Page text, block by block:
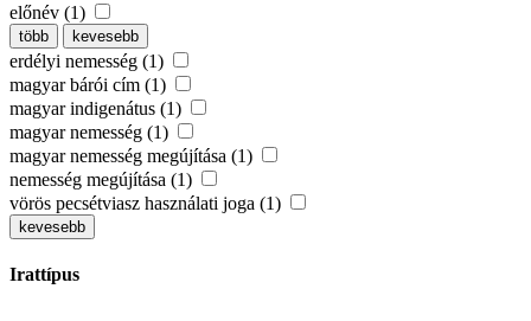
előnév (1)
több kevesebb
erdélyi nemesség (1)
magyar bárói cím (1)
magyar indigenátus (1)
magyar nemesség (1)
magyar nemesség megújítása (1)
nemesség megújítása (1)
vörös pecsétviasz használati joga (1)
kevesebb
Irattípus